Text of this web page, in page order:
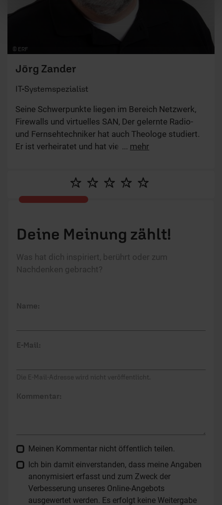
© ERF
Jörg Zander
IT-Systemspezialist
Seine Schwerpunkte liegen im Bereich Netzwerk,
Firewalls und virtuelles SAN, Der gelernte Radio-
und Fernsehtechniker hat auch Theologe studiert.
Er ist verheiratet und hat vier Kinder.
... mehr
Deine Meinung zählt!
Was hat dich inspiriert, berührt oder zum
Nachdenken gebracht?
Name:
E-Mail:
Die E-Mail-Adresse wird nicht veröffentlicht.
Kommentar:
Meinen Kommentar nicht öffentlich teilen.
Ich bin damit einverstanden, dass meine Angaben
anonymisiert erfasst und zum Zweck der
Verbesserung unseres Online-Angebots
ausgewertet werden. Es erfolgt keine Weitergabe